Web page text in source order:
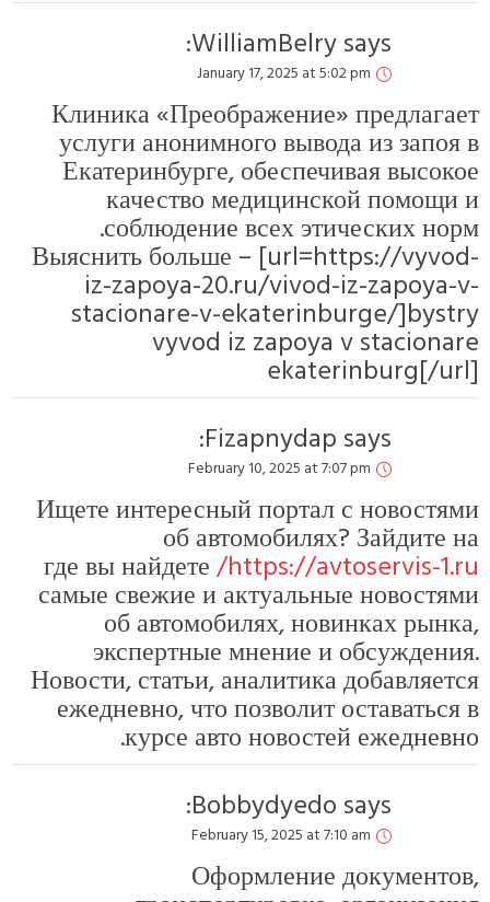
WilliamBelrysays:
January 17, 2025 at 5:02 pm
Клиника «Преображение» предлагает
услуги анонимного вывода из запоя в
Екатеринбурге, обеспечивая высокое
качество медицинской помощи и
соблюдение всех этических норм.
Выяснить больше – [url=https://vyvod-
iz-zapoya-20.ru/vivod-iz-zapoya-v-
stacionare-v-ekaterinburge/]bystry
vyvod iz zapoya v stacionare
ekaterinburg[/url]
Fizapnydap says:
February 10, 2025 at 7:07 pm
Ищете интересный портал с новостями
об автомобилях? Зайдите на
https://avtoservis-1.ru/
где вы найдете
самые свежие и актуальные новостями
об автомобилях, новинках рынка,
экспертные мнение и обсуждения.
Новости, статьи, аналитика добавляется
ежедневно, что позволит оставаться в
курсе авто новостей ежедневно.
Bobbydyedo says:
February 15, 2025 at 7:10 am
Оформление документов,